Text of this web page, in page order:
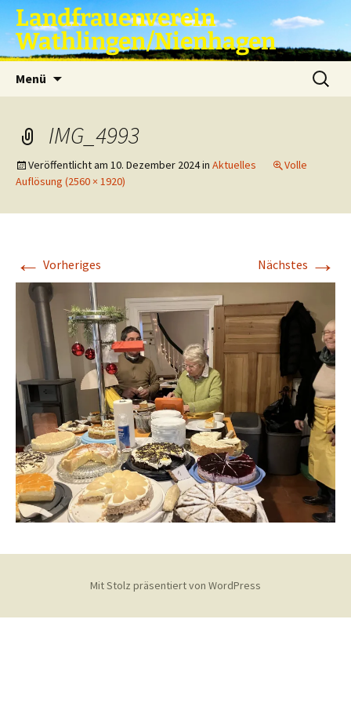
Zum
Inhalt
springen
Landfrauenverein
Wathlingen/Nienhagen
Menü
Suche
nach:
IMG_4993
Veröffentlicht am 10. Dezember 2024in Aktuelles
Volle
Auflösung (2560 × 1920)
← Vorheriges Nächstes →
Mit Stolz präsentiert von WordPress